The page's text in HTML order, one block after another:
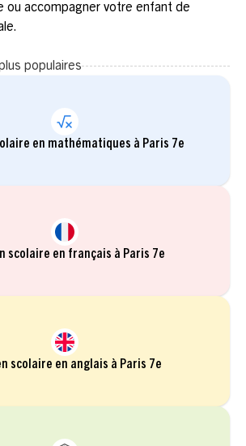
ou accompagner votre enfant de
populaires
en mathématiques à Paris 7e
scolaire en français à Paris 7e
scolaire en anglais à Paris 7e